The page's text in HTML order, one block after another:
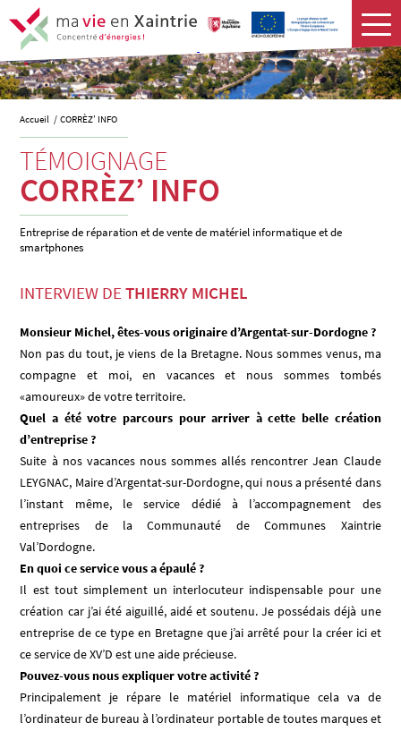
Accueil CORRÈZ’ INFO
TÉMOIGNAGE
CORRÈZ’ INFO
Entreprise de réparation et de vente de matériel informatique et de
smartphones
INTERVIEW DETHIERRY MICHEL
Monsieur Michel, êtes-vous originaire d’Argentat-sur-Dordogne ?
Non pas du tout, je viens de la Bretagne. Nous sommes venus, ma
compagne et moi, en vacances et nous sommes tombés
«amoureux» de votre territoire.
Quel a été votre parcours pour arriver à cette belle création
d’entreprise ?
Suite à nos vacances nous sommes allés rencontrer Jean Claude
LEYGNAC, Maire d’Argentat-sur-Dordogne, qui nous a présenté dans
l’instant même, le service dédié à l’accompagnement des
entreprises de la Communauté de Communes Xaintrie
Val’Dordogne.
En quoi ce service vous a épaulé ?
Il est tout simplement un interlocuteur indispensable pour une
création car j’ai été aiguillé, aidé et soutenu. Je possédais déjà une
entreprise de ce type en Bretagne que j’ai arrêté pour la créer ici et
ce service de XV’D est une aide précieuse.
Pouvez-vous nous expliquer votre activité ?
Principalement je répare le matériel informatique cela va de
l’ordinateur de bureau à l’ordinateur portable de toutes marques et